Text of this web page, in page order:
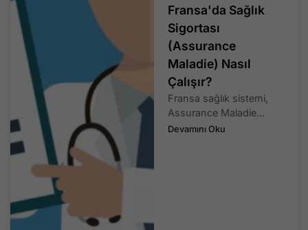
Fransa'da Sağlık
Sigortası
(Assurance
Maladie) Nasıl
Çalışır?
Fransa sağlık sistemi,
Assurance Maladie...
Devamını Oku